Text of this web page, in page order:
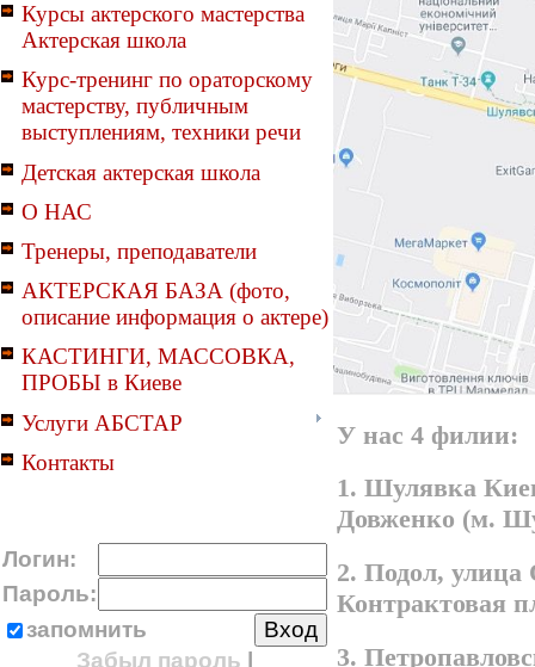
Курсы актерского мастерства
Актерская школа
Курс-тренинг по ораторскому
мастерству, публичным
выступлениям, техники речи
Детская актерская школа
О НАС
Тренеры, преподаватели
АКТЕРСКАЯ БАЗА (фото,
описание информация о актере)
КАСТИНГИ, МАССОВКА,
ПРОБЫ в Киеве
Услуги АБСТАР
Контакты
Логин:
Пароль:
запомнить
Забыл пароль
У нас 4 филии:
1. Шулявка
Довженко (м.
2. Подол,
Контрактовая
3.